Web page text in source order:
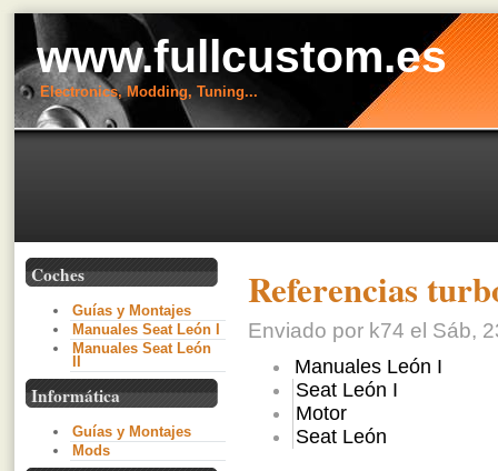
www.fullcustom.es
Electronics, Modding, Tuning...
Coches
Guías y Montajes
Manuales Seat León I
Manuales Seat León
Informática
Guías y Montajes
Mods
Referencias
Enviado por k74 el Sáb,
Manuales León I
Seat León I
Motor
Seat León